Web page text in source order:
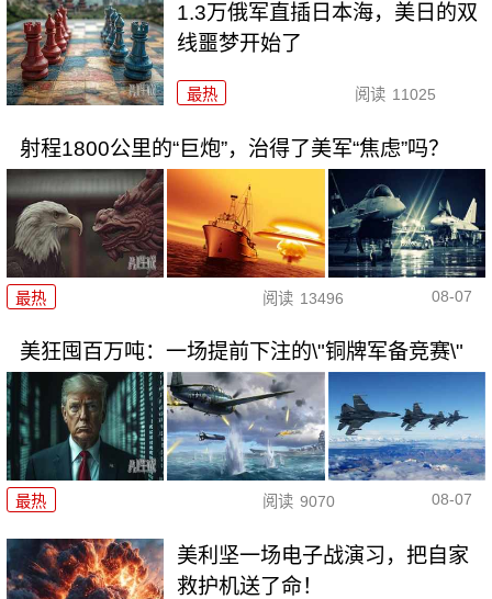
1.3万俄军直插日本海，美日的双
线噩梦开始了
最热 阅读 11025
射程1800公里的“巨炮”，治得了美军“焦虑”吗？
最热 阅读 13496 08-07
美狂囤百万吨：一场提前下注的\"铜牌军备竞赛\"
最热 阅读 9070 08-07
美利坚一场电子战演习，把自家
救护机送了命！